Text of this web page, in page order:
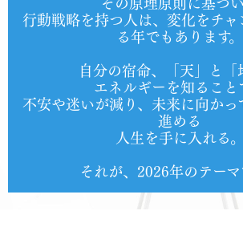
その原理原則に基づ
行動戦略を持つ人は、変化をチャ
る年でもあります。
自分の宿命、「天」と「
エネルギーを知ること
不安や迷いが減り、未来に向かっ
進める
人生を手に入れる。
それが、2026年のテーマ